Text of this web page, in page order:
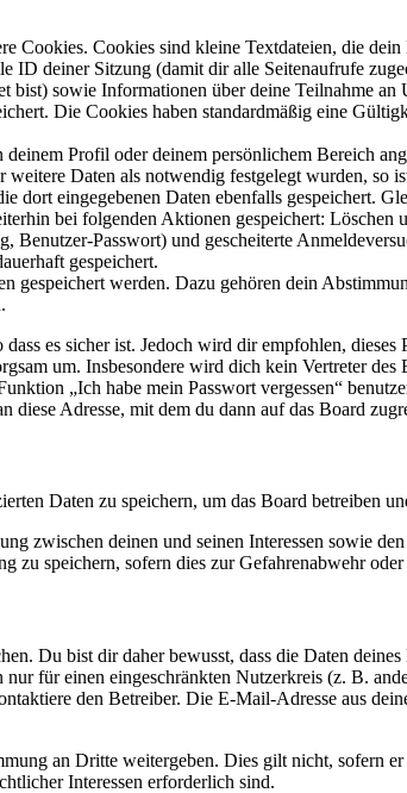
Cookies. Cookies sind kleine Textdateien, die
ID deiner Sitzung (damit dir alle Seitenaufrufe
bist) sowie Informationen über deine Teilnahme
Die Cookies haben standardmäßig eine
Profil oder deinem persönlichem Bereich
Daten als notwendig festgelegt wurden, so
dort eingegebenen Daten ebenfalls gespeichert.
bei folgenden Aktionen gespeichert:
Passwort) und gescheiterte
gespeichert.
gespeichert werden. Dazu gehören dein
es sicher ist. Jedoch wird dir empfohlen,
um. Insbesondere wird dich kein Vertreter
„Ich habe mein Passwort vergessen“
diese Adresse, mit dem du dann auf das Board
Daten zu speichern, um das Board betreiben
zwischen deinen und seinen Interessen sowie
zu speichern, sofern dies zur Gefahrenabwehr
Du bist dir daher bewusst, dass die Daten
für einen eingeschränkten Nutzerkreis (z. B.
den Betreiber. Die E-Mail-Adresse aus
an Dritte weitergeben. Dies gilt nicht, sofern
Interessen erforderlich sind.